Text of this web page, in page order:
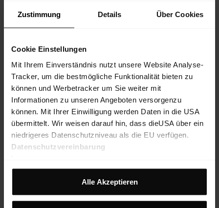
Zustimmung Details Über Cookies
Cookie Einstellungen
Mit Ihrem Einverständnis nutzt unsere Website Analyse-
Tracker, um die bestmögliche Funktionalität bieten zu
können und Werbetracker um Sie weiter mit
Informationen zu unseren Angeboten versorgenzu
können. Mit Ihrer Einwilligung werden Daten in die USA
übermittelt. Wir weisen darauf hin, dass dieUSA über ein
niedrigeres Datenschutzniveau als die EU verfügen.
Datenschutzvereinbarung
Alle Akzeptieren